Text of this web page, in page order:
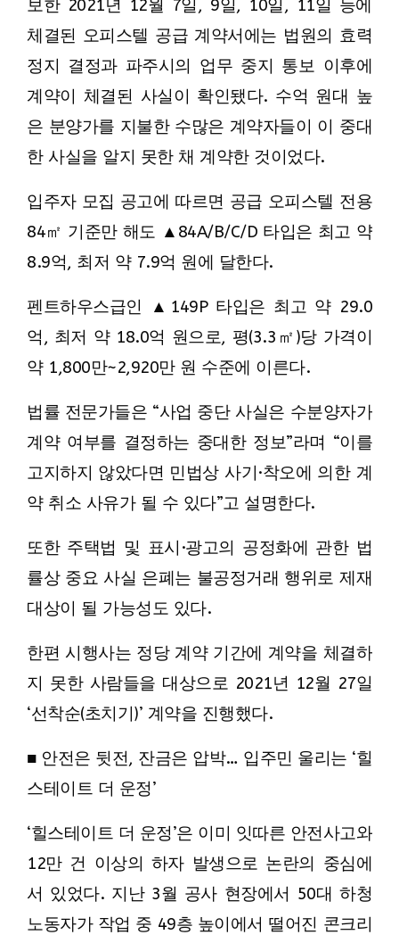
보한 2021년 12월 7일, 9일, 10일, 11일 등에
체결된 오피스텔 공급 계약서에는 법원의 효력
정지 결정과 파주시의 업무 중지 통보 이후에
계약이 체결된 사실이 확인됐다. 수억 원대 높
은 분양가를 지불한 수많은 계약자들이 이 중대
한 사실을 알지 못한 채 계약한 것이었다.
입주자 모집 공고에 따르면 공급 오피스텔 전용
84㎡ 기준만 해도 ▲84A/B/C/D 타입은 최고 약
8.9억, 최저 약 7.9억 원에 달한다.
펜트하우스급인 ▲149P 타입은 최고 약 29.0
억, 최저 약 18.0억 원으로, 평(3.3㎡)당 가격이
약 1,800만~2,920만 원 수준에 이른다.
법률 전문가들은 “사업 중단 사실은 수분양자가
계약 여부를 결정하는 중대한 정보”라며 “이를
고지하지 않았다면 민법상 사기·착오에 의한 계
약 취소 사유가 될 수 있다”고 설명한다.
또한 주택법 및 표시·광고의 공정화에 관한 법
률상 중요 사실 은폐는 불공정거래 행위로 제재
대상이 될 가능성도 있다.
한편 시행사는 정당 계약 기간에 계약을 체결하
지 못한 사람들을 대상으로 2021년 12월 27일
‘선착순(초치기)’ 계약을 진행했다.
■ 안전은 뒷전, 잔금은 압박… 입주민 울리는 ‘힐
스테이트 더 운정’
‘힐스테이트 더 운정’은 이미 잇따른 안전사고와
12만 건 이상의 하자 발생으로 논란의 중심에
서 있었다. 지난 3월 공사 현장에서 50대 하청
노동자가 작업 중 49층 높이에서 떨어진 콘크리